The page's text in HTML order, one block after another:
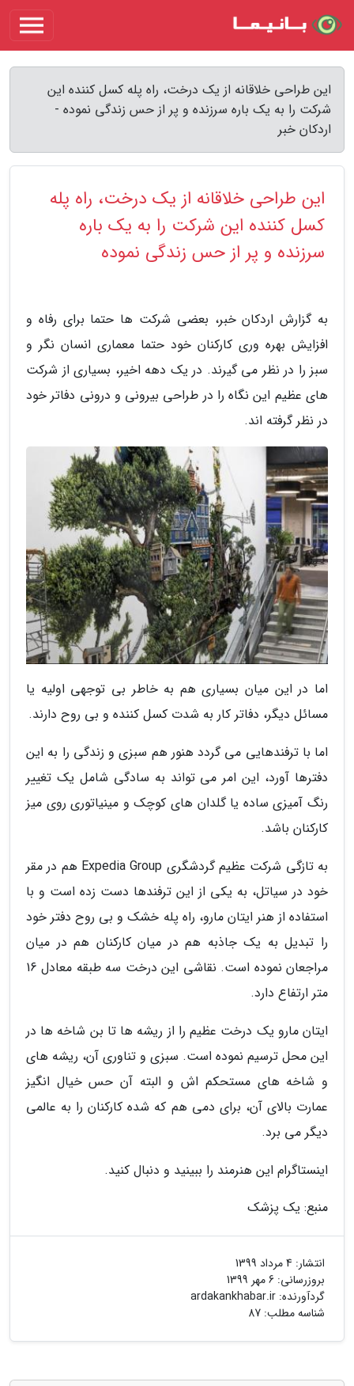
این طراحی خلاقانه از یک درخت، راه پله کسل کننده این
شرکت را به یک باره سرزنده و پر از حس زندگی نموده -
اردکان خبر
این طراحی خلاقانه از یک درخت، راه پله
کسل کننده این شرکت را به یک باره
سرزنده و پر از حس زندگی نموده
به گزارش اردکان خبر، بعضی شرکت ها حتما برای رفاه و
افزایش بهره وری کارکنان خود حتما معماری انسان نگر و
سبز را در نظر می گیرند. در یک دهه اخیر، بسیاری از شرکت
های عظیم این نگاه را در طراحی بیرونی و درونی دفاتر خود
در نظر گرفته اند.
اما در این میان بسیاری هم به خاطر بی توجهی اولیه یا
مسائل دیگر، دفاتر کار به شدت کسل کننده و بی روح دارند.
اما با ترفندهایی می گردد هنور هم سبزی و زندگی را به این
دفترها آورد، این امر می تواند به سادگی شامل یک تغییر
رنگ آمیزی ساده یا گلدان های کوچک و مینیاتوری روی میز
کارکنان باشد.
به تازگی شرکت عظیم گردشگری Expedia Group هم در مقر
خود در سیاتل، به یکی از این ترفندها دست زده است و با
استفاده از هنر ایتان مارو، راه پله خشک و بی روح دفتر خود
را تبدیل به یک جاذبه هم در میان کارکنان هم در میان
مراجعان نموده است. نقاشی این درخت سه طبقه معادل 16
متر ارتفاع دارد.
ایتان مارو یک درخت عظیم را از ریشه ها تا بن شاخه ها در
این محل ترسیم نموده است. سبزی و تناوری آن، ریشه های
و شاخه های مستحکم اش و البته آن حس خیال انگیز
عمارت بالای آن، برای دمی هم که شده کارکنان را به عالمی
دیگر می برد.
اینستاگرام این هنرمند را ببینید و دنبال کنید.
منبع: یک پزشک
انتشار: 4 مرداد 1399
بروزرسانی: 6 مهر 1399
گردآورنده: ardakankhabar.ir
شناسه مطلب: 87